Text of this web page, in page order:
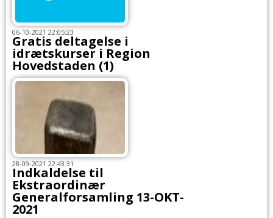
06-10-2021 22:05:23
Gratis deltagelse i
idrætskurser i Region
Hovedstaden (1)
28-09-2021 22:43:31
Indkaldelse til
Ekstraordinær
Generalforsamling 13-OKT-
2021